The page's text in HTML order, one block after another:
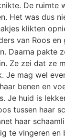
De
Het was dus
klikten
van Roos
Daarna pakte
Ze zei dat ze
mag wel
benen en
Je huid is
tussen haar
haar
te vingeren